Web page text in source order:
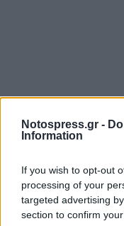
Notospress.gr -
Information
If you wish to opt-out
processing of your
targeted advertising
section to confirm